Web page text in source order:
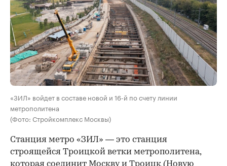
00:00 / 00:00
«ЗИЛ» войдет в составе новой и 16-й по счету линии
метрополитена
(Фото: Стройкомплекс Москвы)
Станция метро «ЗИЛ» — это станция
строящейся Троицкой ветки метрополитена,
которая соединит Москву и Троицк (Новую